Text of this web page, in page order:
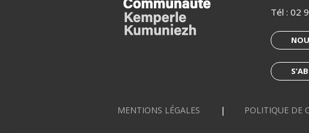
Tél : 02
MENTIONS LÉGALES POLITIQUE DE